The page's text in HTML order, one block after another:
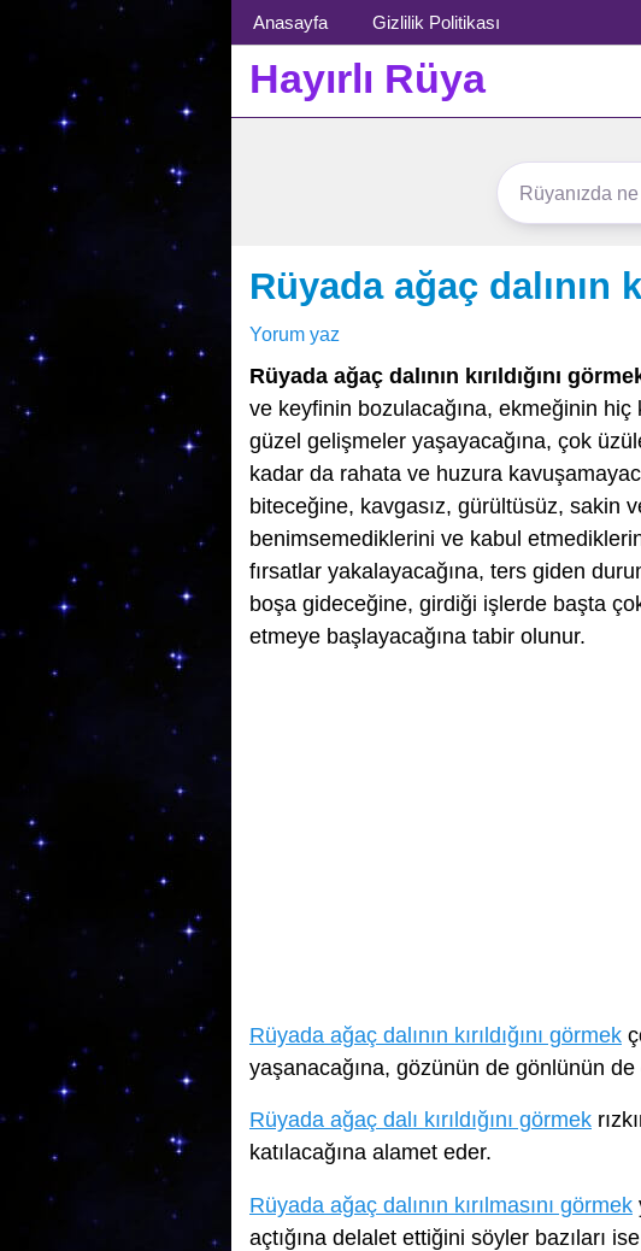
Menü
Anasayfa Gizlilik Politikası
Hayırlı Rüya
Rüyada ağaç dalının
Yorum yaz
Rüyada ağaç dalının kırıldığını
ve keyfinin bozulacağına, ekmeğinin
güzel gelişmeler yaşayacağına, çok
kadar da rahata ve huzura
biteceğine, kavgasız, gürültüsüz, sakin
benimsemediklerini ve kabul
fırsatlar yakalayacağına, ters giden
boşa gideceğine, girdiği işlerde başta
etmeye başlayacağına tabir olunur.
Rüyada ağaç dalının kırıldığını görmek
yaşanacağına, gözünün de gönlünün
Rüyada ağaç dalı kırıldığını görmek
katılacağına alamet eder.
Rüyada ağaç dalının kırılmasını görmek
açtığına delalet ettiğini söyler bazıları